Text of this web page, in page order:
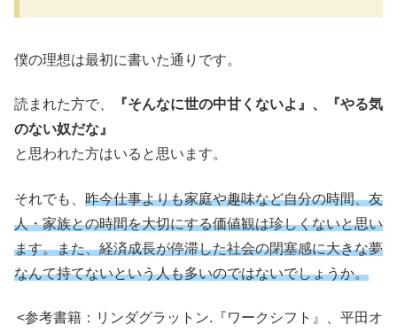
僕の理想は最初に書いた通りです。
読まれた方で、
『そんなに世の中甘くないよ』、『やる気
のない奴だな』
と思われた方はいると思います。
それでも、 昨今仕事よりも家庭や趣味など自分の時間、友
人・家族との時間を大切にする価値観は珍しくないと思い
ます。また、経済成長が停滞した社会の閉塞感に大きな夢
なんて持てないという人も多いのではないでしょうか。
<参考書籍：リンダグラットン.『ワークシフト』、平田オ